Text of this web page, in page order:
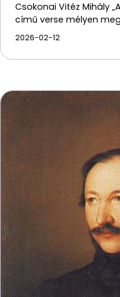
Csokonai Vitéz Mihály
című verse mélyen
2026-02-12